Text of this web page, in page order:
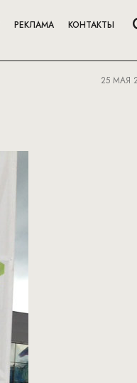
РЕКЛАМА КОНТАКТЫ
25 МАЯ